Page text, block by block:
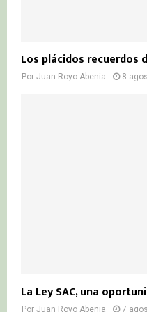
Los plácidos recuerdos
Por Juan Royo Abenia 8
La Ley SAC, una
Por Juan Royo Abenia 7